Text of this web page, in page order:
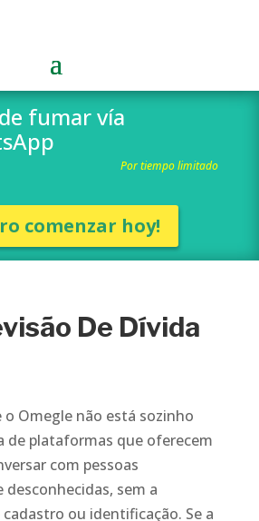
fumar vía
Por tiempo limitado
comenzar hoy!
De Dívida
o Omegle não está sozinho
de plataformas que oferecem
com pessoas
sem a
ou identificação. Se a